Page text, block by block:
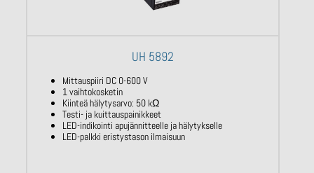
UH 5892
Mittauspiiri DC 0-600 V
1 vaihtokosketin
Kiinteä hälytysarvo: 50 kΩ
Testi- ja kuittauspainikkeet
LED-indikointi apujännitteelle ja hälytykselle
LED-palkki eristystason ilmaisuun